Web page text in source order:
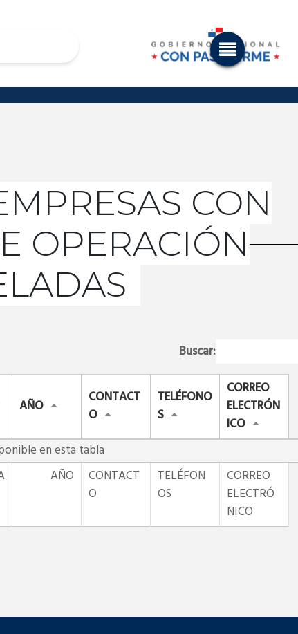
CON
OPERACIÓN
Buscar:
AÑO
CONTACT
O
TELÉFONO
S
CORREO
ELECTRÓN
ICO
en esta tabla
AÑO
CONTACT
O
TELÉFON
OS
CORREO
ELECTRÓ
NICO